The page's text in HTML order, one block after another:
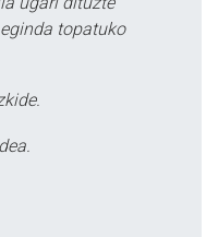
topatuko